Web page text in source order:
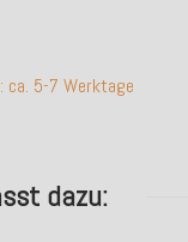
ca. 5-7 Werktage
dazu: